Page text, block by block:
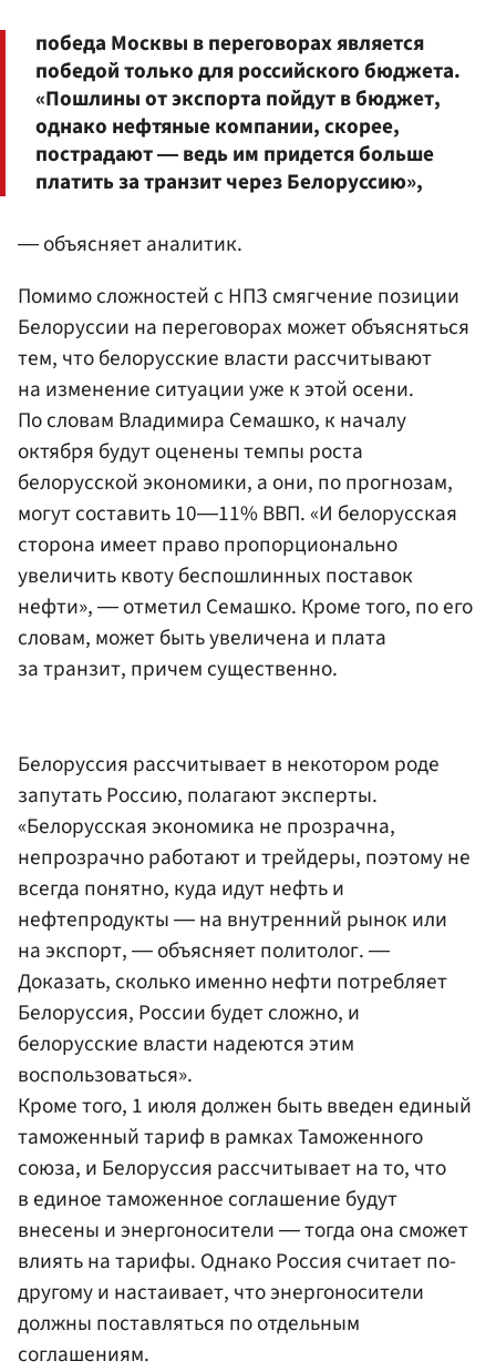
победа Москвы в переговорах является
победой только для российского бюджета.
«Пошлины от экспорта пойдут в бюджет,
однако нефтяные компании, скорее,
пострадают ― ведь им придется больше
платить за транзит через Белоруссию»,
― объясняет аналитик.
Помимо сложностей с НПЗ смягчение позиции
Белоруссии на переговорах может объясняться
тем, что белорусские власти рассчитывают
на изменение ситуации уже к этой осени.
По словам Владимира Семашко, к началу
октября будут оценены темпы роста
белорусской экономики, а они, по прогнозам,
могут составить 10―11% ВВП. «И белорусская
сторона имеет право пропорционально
увеличить квоту беспошлинных поставок
нефти», ― отметил Семашко. Кроме того, по его
словам, может быть увеличена и плата
за транзит, причем существенно.
Белоруссия рассчитывает в некотором роде
запутать Россию, полагают эксперты.
«Белорусская экономика не прозрачна,
непрозрачно работают и трейдеры, поэтому не
всегда понятно, куда идут нефть и
нефтепродукты ― на внутренний рынок или
на экспорт, ― объясняет политолог. ―
Доказать, сколько именно нефти потребляет
Белоруссия, России будет сложно, и
белорусские власти надеются этим
воспользоваться».
Кроме того, 1 июля должен быть введен единый
таможенный тариф в рамках Таможенного
союза, и Белоруссия рассчитывает на то, что
в единое таможенное соглашение будут
внесены и энергоносители ― тогда она сможет
влиять на тарифы. Однако Россия считает по-
другому и настаивает, что энергоносители
должны поставляться по отдельным
соглашениям.